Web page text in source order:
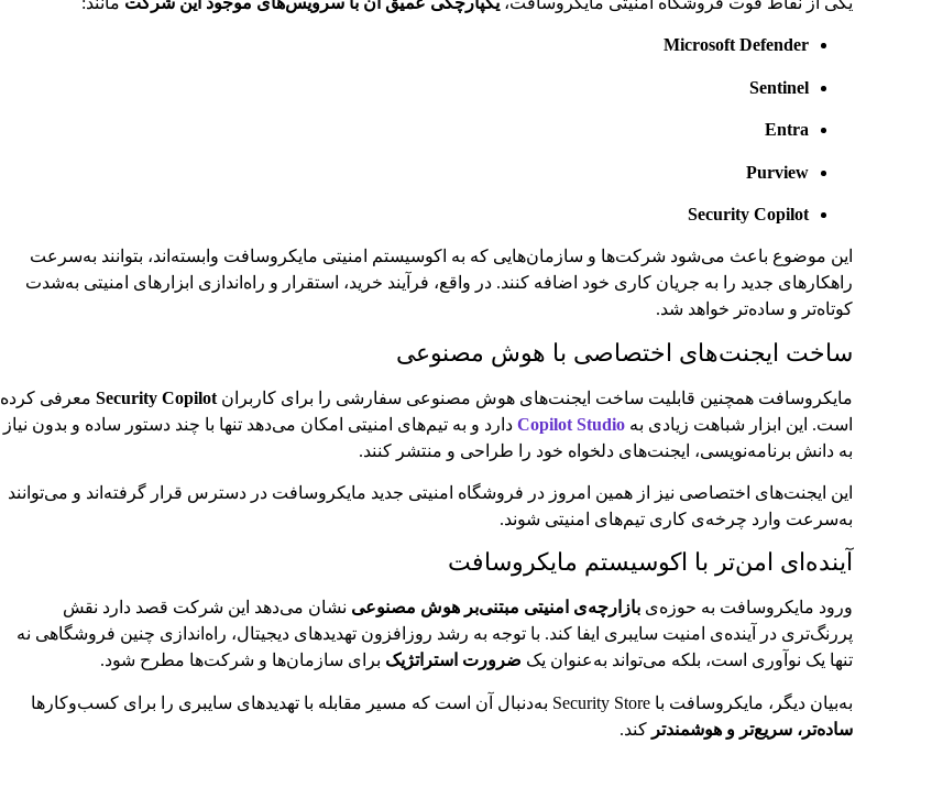
Microsoft Defender
Sentinel
Entra
Purview
Security Copilot
این موضوع باعث می‌شود شرکت‌ها و سازمان‌هایی که به اکوسیستم امنیتی مایکروسافت وابسته‌اند، بتوانند به‌سرعت
راهکارهای جدید را به جریان کاری خود اضافه کنند. در واقع، فرآیند خرید، استقرار و راه‌اندازی ابزارهای امنیتی به‌شدت
کوتاه‌تر و ساده‌تر خواهد شد.
ساخت ایجنت‌های اختصاصی با هوش مصنوعی
مایکروسافت همچنین قابلیت ساخت ایجنت‌های هوش مصنوعی سفارشی را برای کاربران Security Copilot معرفی کرده
است. این ابزار شباهت زیادی به Copilot Studio دارد و به تیم‌های امنیتی امکان می‌دهد تنها با چند دستور ساده و بدون نیاز
به دانش برنامه‌نویسی، ایجنت‌های دلخواه خود را طراحی و منتشر کنند.
این ایجنت‌های اختصاصی نیز از همین امروز در فروشگاه امنیتی جدید مایکروسافت در دسترس قرار گرفته‌اند و می‌توانند
به‌سرعت وارد چرخه‌ی کاری تیم‌های امنیتی شوند.
آینده‌ای امن‌تر با اکوسیستم مایکروسافت
ورود مایکروسافت به حوزه‌ی بازارچه‌ی امنیتی مبتنی‌بر هوش مصنوعی نشان می‌دهد این شرکت قصد دارد نقش
پررنگ‌تری در آینده‌ی امنیت سایبری ایفا کند. با توجه به رشد روزافزون تهدیدهای دیجیتال، راه‌اندازی چنین فروشگاهی نه
تنها یک نوآوری است، بلکه می‌تواند به‌عنوان یک ضرورت استراتژیک برای سازمان‌ها و شرکت‌ها مطرح شود.
به‌بیان دیگر، مایکروسافت با Security Store به‌دنبال آن است که مسیر مقابله با تهدیدهای سایبری را برای کسب‌وکارها
ساده‌تر، سریع‌تر و هوشمندتر کند.